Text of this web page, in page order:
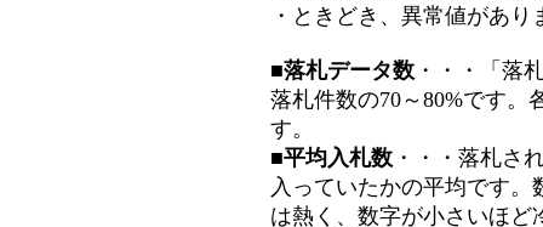
・ときどき、異常値があ
■落札データ数 ・・・「落
落札件数の70～80%です。
す。
■平均入札数 ・・・落札さ
入っていたかの平均です
は熱く、数字が小さいほど